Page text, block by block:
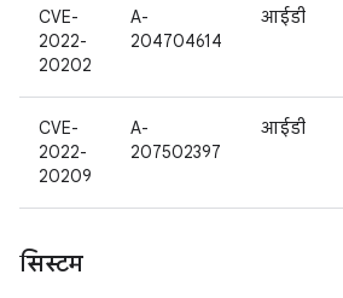
CVE-
2022-
20202
A-
204704614
आईडी
CVE-
2022-
20209
A-
207502397
आईडी
सिस्टम